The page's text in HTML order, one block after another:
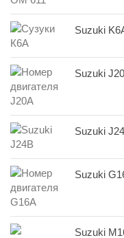
Suzuki
Suzuki
Suzuki
Suzuki
Suzuki